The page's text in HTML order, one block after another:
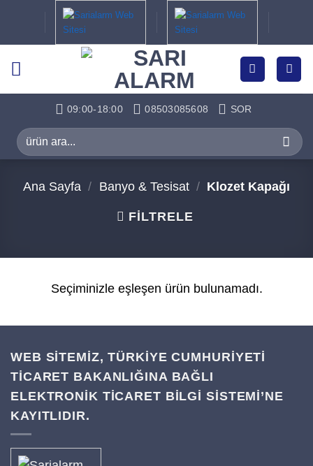
09:00-18:00 08503085608 SOR
Ara:
Ana Sayfa / Banyo & Tesisat / Klozet Kapağı
FILTRELE
Seçiminizle eşleşen ürün bulunamadı.
WEB SİTEMİZ, TÜRKİYE CUMHURİYETİ
TİCARET BAKANLIĞINA BAĞLI
ELEKTRONİK TİCARET BİLGİ SİSTEMİ’NE
KAYITLIDIR.